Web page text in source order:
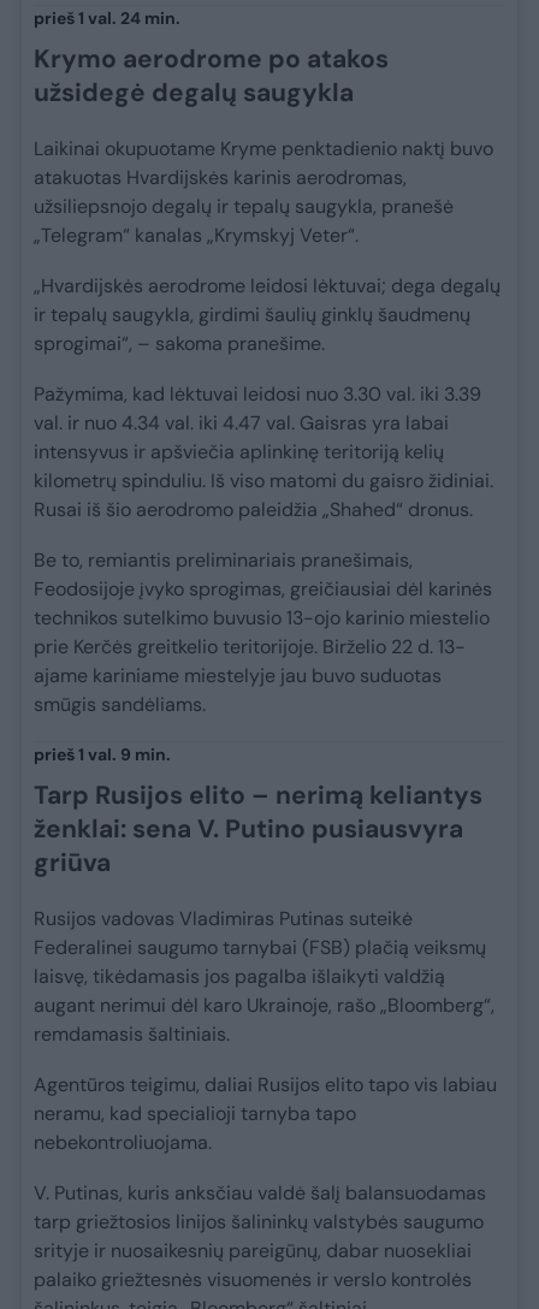
prieš 1 val. 24 min.
Krymo aerodrome po atakos
užsidegė degalų saugykla
Laikinai okupuotame Kryme penktadienio naktį buvo
atakuotas Hvardijskės karinis aerodromas,
užsiliepsnojo degalų ir tepalų saugykla, pranešė
„Telegram“ kanalas „Krymskyj Veter“.
„Hvardijskės aerodrome leidosi lėktuvai; dega degalų
ir tepalų saugykla, girdimi šaulių ginklų šaudmenų
sprogimai“, – sakoma pranešime.
Pažymima, kad lėktuvai leidosi nuo 3.30 val. iki 3.39
val. ir nuo 4.34 val. iki 4.47 val. Gaisras yra labai
intensyvus ir apšviečia aplinkinę teritoriją kelių
kilometrų spinduliu. Iš viso matomi du gaisro židiniai.
Rusai iš šio aerodromo paleidžia „Shahed“ dronus.
Be to, remiantis preliminariais pranešimais,
Feodosijoje įvyko sprogimas, greičiausiai dėl karinės
technikos sutelkimo buvusio 13-ojo karinio miestelio
prie Kerčės greitkelio teritorijoje. Birželio 22 d. 13-
ajame kariniame miestelyje jau buvo suduotas
smūgis sandėliams.
prieš 1 val. 9 min.
Tarp Rusijos elito – nerimą keliantys
ženklai: sena V. Putino pusiausvyra
griūva
Rusijos vadovas Vladimiras Putinas suteikė
Federalinei saugumo tarnybai (FSB) plačią veiksmų
laisvę, tikėdamasis jos pagalba išlaikyti valdžią
augant nerimui dėl karo Ukrainoje, rašo „Bloomberg“,
remdamasis šaltiniais.
Agentūros teigimu, daliai Rusijos elito tapo vis labiau
neramu, kad specialioji tarnyba tapo
nebekontroliuojama.
V. Putinas, kuris anksčiau valdė šalį balansuodamas
tarp griežtosios linijos šalininkų valstybės saugumo
srityje ir nuosaikesnių pareigūnų, dabar nuosekliai
palaiko griežtesnės visuomenės ir verslo kontrolės